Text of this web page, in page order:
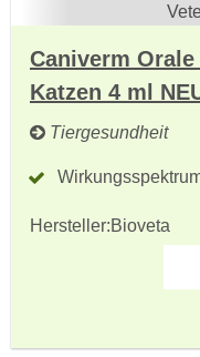
Caniverm
Katzen 4 ml
Tiergesundheit
Hersteller:Bioveta